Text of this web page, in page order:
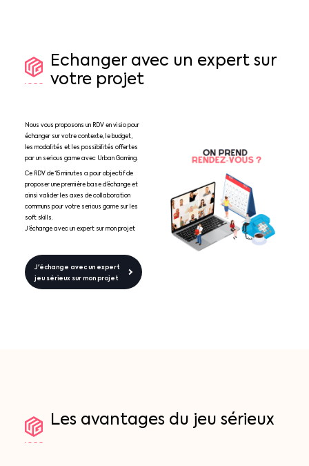
Echanger avec un expert sur
votre projet
Nous vous proposons un RDV en visio pour
échanger sur votre contexte, le budget,
les modalités et les possibilités offertes
par un serious game avec Urban Gaming.
Ce RDV de 15 minutes a pour objectif de
proposer une première base d’échange et
ainsi valider les axes de collaboration
communs pour votre serious game sur les
soft skills.
J’échange avec un expert sur mon projet
J'échange avec un expert
jeu sérieux sur mon projet
Les avantages du jeu sérieux